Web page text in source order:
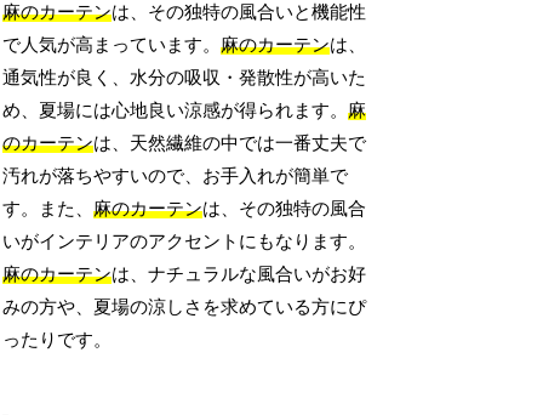
麻のカーテンは、その独特の風合いと機能性
で人気が高まっています。麻のカーテンは、
通気性が良く、水分の吸収・発散性が高いた
め、夏場には心地良い涼感が得られます。麻
のカーテンは、天然繊維の中では一番丈夫で
汚れが落ちやすいので、お手入れが簡単で
す。また、麻のカーテンは、その独特の風合
いがインテリアのアクセントにもなります。
麻のカーテンは、ナチュラルな風合いがお好
みの方や、夏場の涼しさを求めている方にぴ
ったりです。